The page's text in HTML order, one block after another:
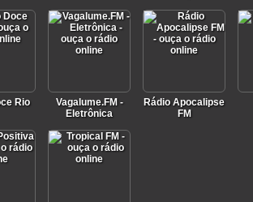
Rio
Vagalume.FM -
Eletrônica
Rádio Apocalipse
FM